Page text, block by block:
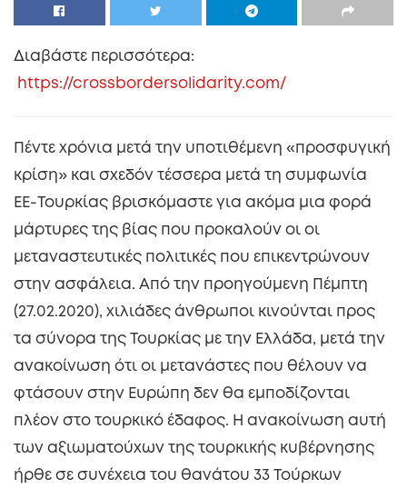
Διαβάστε περισσότερα:
https://crossbordersolidarity.com/
Πέντε χρόνια μετά την υποτιθέμενη «προσφυγική
κρίση» και σχεδόν τέσσερα μετά τη συμφωνία
ΕE-Τουρκίας βρισκόμαστε για ακόμα μια φορά
μάρτυρες της βίας που προκαλούν οι οι
μεταναστευτικές πολιτικές που επικεντρώνουν
στην ασφάλεια. Από την προηγούμενη Πέμπτη
(27.02.2020), χιλιάδες άνθρωποι κινούνται προς
τα σύνορα της Τουρκίας με την Ελλάδα, μετά την
ανακοίνωση ότι οι μετανάστες που θέλουν να
φτάσουν στην Ευρώπη δεν θα εμποδίζονται
πλέον στο τουρκικό έδαφος. Η ανακοίνωση αυτή
των αξιωματούχων της τουρκικής κυβέρνησης
ήρθε σε συνέχεια του θανάτου 33 Τούρκων